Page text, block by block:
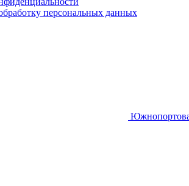
персональных данных